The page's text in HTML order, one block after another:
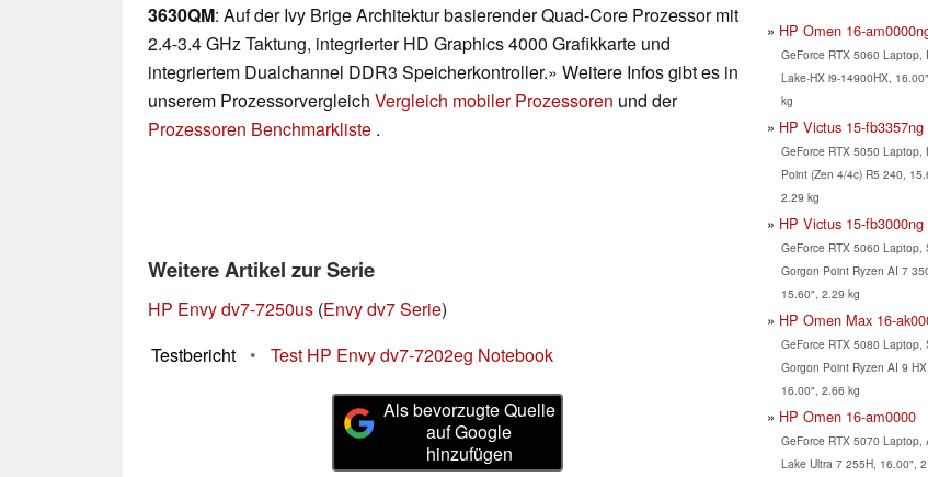
3630QM: Auf der Ivy Brige Architektur basierender Quad-Core Prozessor mit
2.4-3.4 GHz Taktung, integrierter HD Graphics 4000 Grafikkarte und
integriertem Dualchannel DDR3 Speicherkontroller.» Weitere Infos gibt es in
unserem Prozessorvergleich Vergleich mobiler Prozessoren und der
Prozessoren Benchmarkliste .
Weitere Artikel zur Serie
HP Envy dv7-7250us (Envy dv7 Serie)
Testbericht
• Test HP Envy dv7-7202eg Notebook
Als bevorzugte Quelle
auf Google
hinzufügen
HP Omen 16-
GeForce RTX 5060 Laptop,
Lake-HX i9-14900HX,
kg
HP Victus 15-fb3357ng
GeForce RTX 5050 Laptop,
Point (Zen 4/4c) R5 240,
2.29 kg
HP Victus 15-fb3000ng
GeForce RTX 5060 Laptop,
Gorgon Point Ryzen AI 7
15.60", 2.29 kg
HP Omen Max 16-
GeForce RTX 5080 Laptop,
Gorgon Point Ryzen AI 9 HX
16.00", 2.66 kg
HP Omen 16-am0000
GeForce RTX 5070 Laptop,
Lake Ultra 7 255H, 16.00",